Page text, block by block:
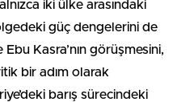
iki ülke arasındaki
güç dengelerini de
Kasra’nın görüşmesini,
bir adım olarak
barış sürecindeki